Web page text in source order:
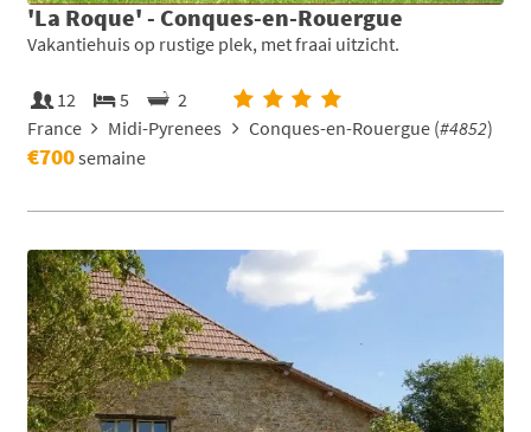
'La Roque' - Conques-en-Rouergue
Vakantiehuis op rustige plek, met fraai uitzicht.
12 5
2
France
Midi-Pyrenees Conques-en-Rouergue (#4852)
€700semaine